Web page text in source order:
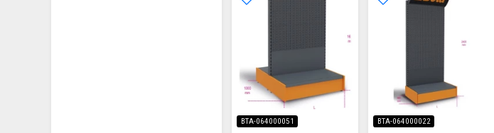
BTA-064000051 BTA-064000022